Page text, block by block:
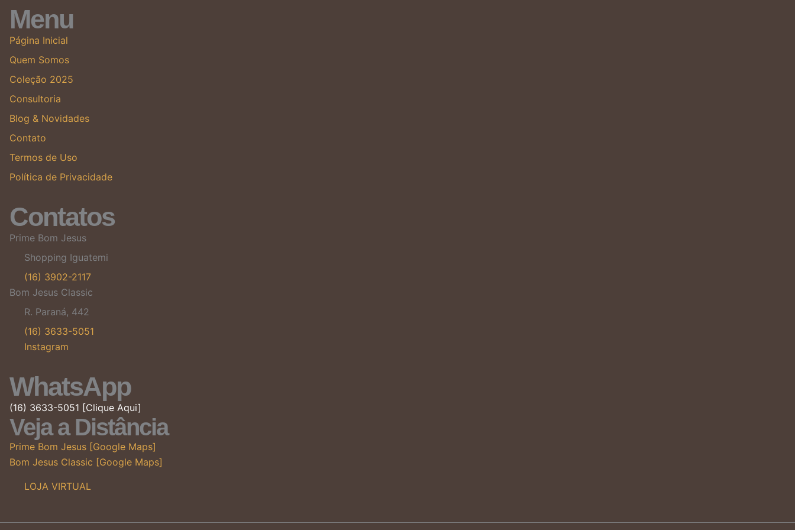
Menu
Página Inicial
Quem Somos
Coleção 2025
Consultoria
Blog & Novidades
Contato
Termos de Uso
Política de Privacidade
Contatos
Prime Bom Jesus
Shopping Iguatemi
(16) 3902-2117
Bom Jesus Classic
R. Paraná, 442
(16) 3633-5051
Instagram
WhatsApp
(16) 3633-5051 [Clique Aqui]
Veja a Distância
Prime Bom Jesus [Google Maps]
Bom Jesus Classic [Google Maps]
LOJA VIRTUAL